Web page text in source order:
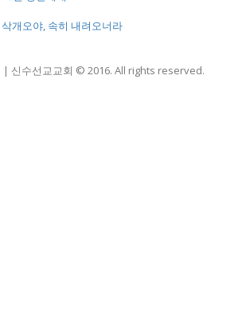
| 신수선교교회 © 2016. All rights reserved.